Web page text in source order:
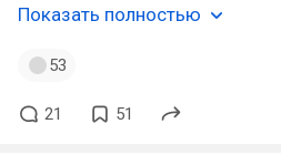
Показать полностью
53
21 51